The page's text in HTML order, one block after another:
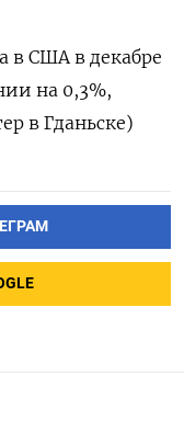
в США в декабре
на 0,3%,
в Гданьске)